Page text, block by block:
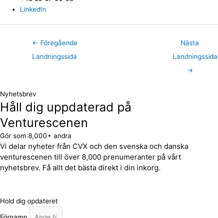
LinkedIn
← Föregående
Landningssida
Nästa
Landningssida
→
Nyhetsbrev
Håll dig uppdaterad på
Venturescenen
Gör som 8,000+ andra
Vi delar nyheter från CVX och den svenska och danska
venturescenen till över 8,000 prenumeranter på vårt
nyhetsbrev. Få allt det bästa direkt i din inkorg.
Hold dig opdateret